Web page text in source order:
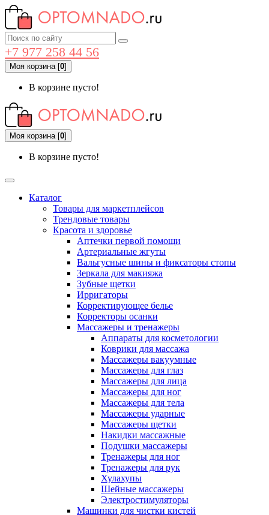
+7 977 258 44 56
Моя корзина[0]
В корзине пусто!
Моя корзина[0]
В корзине пусто!
Каталог
Товары для маркетплейсов
Трендовые товары
Красота и здоровье
Аптечки первой помощи
Артериальные жгуты
Вальгусные шины и фиксаторы стопы
Зеркала для макияжа
Зубные щетки
Ирригаторы
Корректирующее белье
Корректоры осанки
Массажеры и тренажеры
Аппараты для косметологии
Коврики для массажа
Массажеры вакуумные
Массажеры для глаз
Массажеры для лица
Массажеры для ног
Массажеры для тела
Массажеры ударные
Массажеры щетки
Накидки массажные
Подушки массажеры
Тренажеры для ног
Тренажеры для рук
Хулахупы
Шейные массажеры
Электростимуляторы
Машинки для чистки кистей